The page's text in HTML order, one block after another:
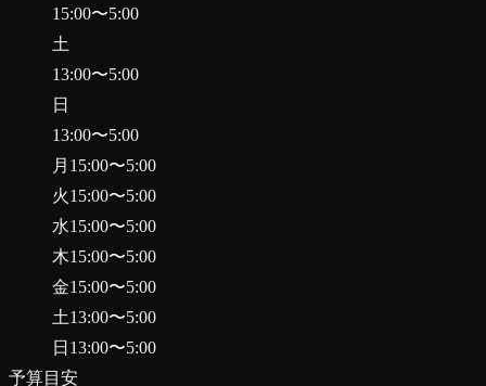
15:00〜5:00
土
13:00〜5:00
日
13:00〜5:00
月 15:00〜5:00
火15:00〜5:00
水15:00〜5:00
木15:00〜5:00
金15:00〜5:00
土13:00〜5:00
日 13:00〜5:00
予算目安